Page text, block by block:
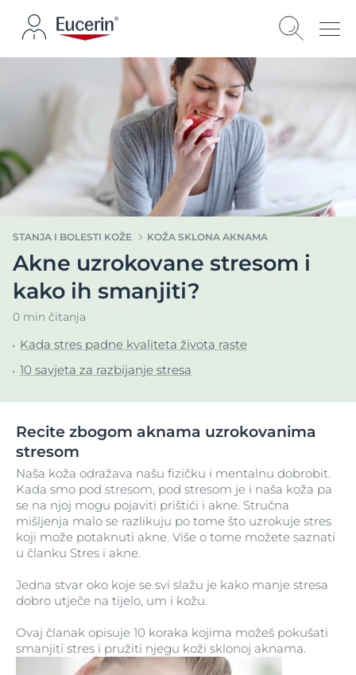
STANJA I BOLESTI KOŽE KOŽA SKLONA AKNAMA
Akne uzrokovane stresom i
kako ih smanjiti?
0 min čitanja
Kada stres padne kvaliteta života raste
10 savjeta za razbijanje stresa
Recite zbogom aknama uzrokovanima
stresom
Naša koža odražava našu fizičku i mentalnu dobrobit.
Kada smo pod stresom, pod stresom je i naša koža pa
se na njoj mogu pojaviti prištići i akne. Stručna
mišljenja malo se razlikuju po tome što uzrokuje stres
koji može potaknuti akne. Više o tome možete saznati
u članku Stres i akne.
Jedna stvar oko koje se svi slažu je kako manje stresa
dobro utječe na tijelo, um i kožu.
Ovaj članak opisuje 10 koraka kojima možeš pokušati
smanjiti stres i pružiti njegu koži sklonoj aknama.